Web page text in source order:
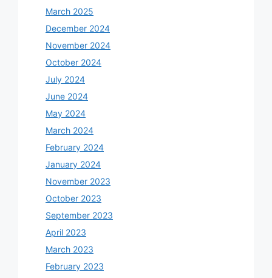
March 2025
December 2024
November 2024
October 2024
July 2024
June 2024
May 2024
March 2024
February 2024
January 2024
November 2023
October 2023
September 2023
April 2023
March 2023
February 2023